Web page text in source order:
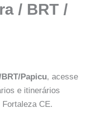
/ BRT /
Papicu, acesse
e itinerários
CE.